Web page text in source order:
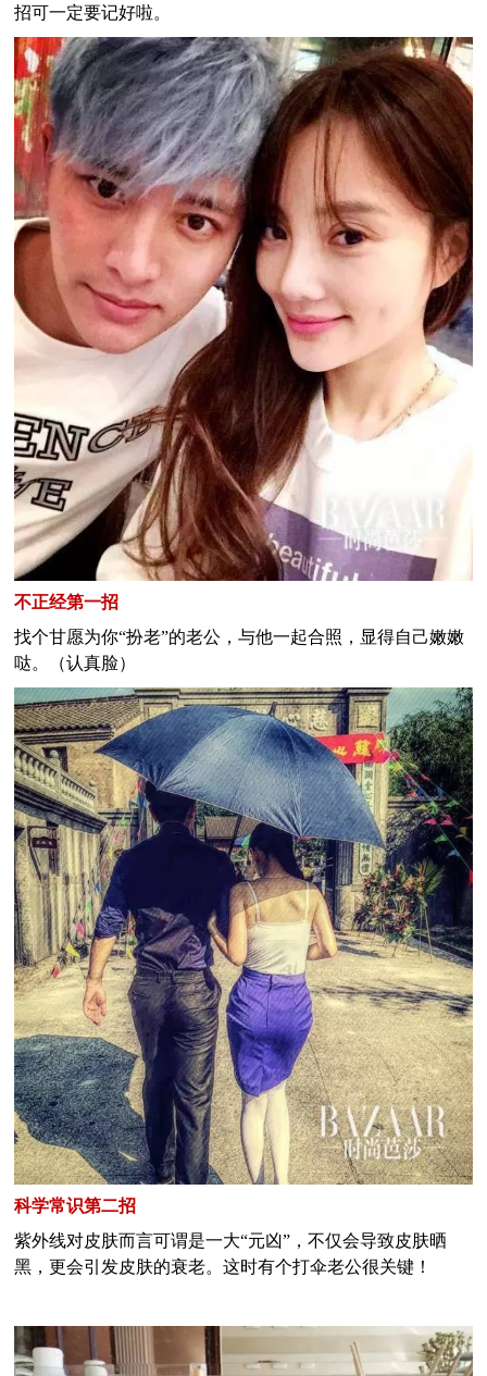
招可一定要记好啦。
不正经第一招
找个甘愿为你“扮老”的老公，与他一起合照，显得自己嫩嫩
哒。（认真脸）
科学常识第二招
紫外线对皮肤而言可谓是一大“元凶”，不仅会导致皮肤晒
黑，更会引发皮肤的衰老。这时有个打伞老公很关键！